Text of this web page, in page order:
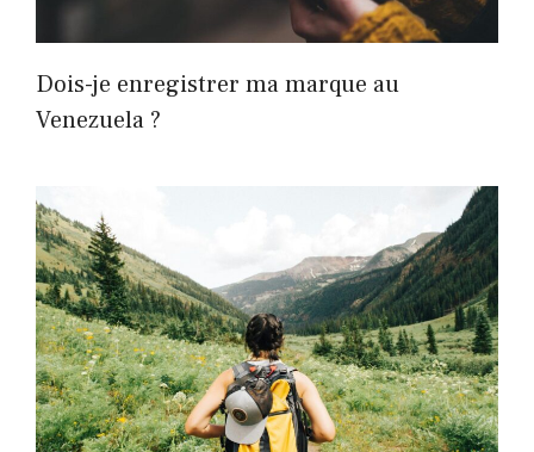
Dois-je enregistrer ma marque au
Venezuela ?